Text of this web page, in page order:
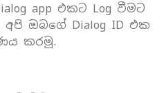
app එකට Log වීමට
ඔබගේ Dialog ID එක
කරමු.